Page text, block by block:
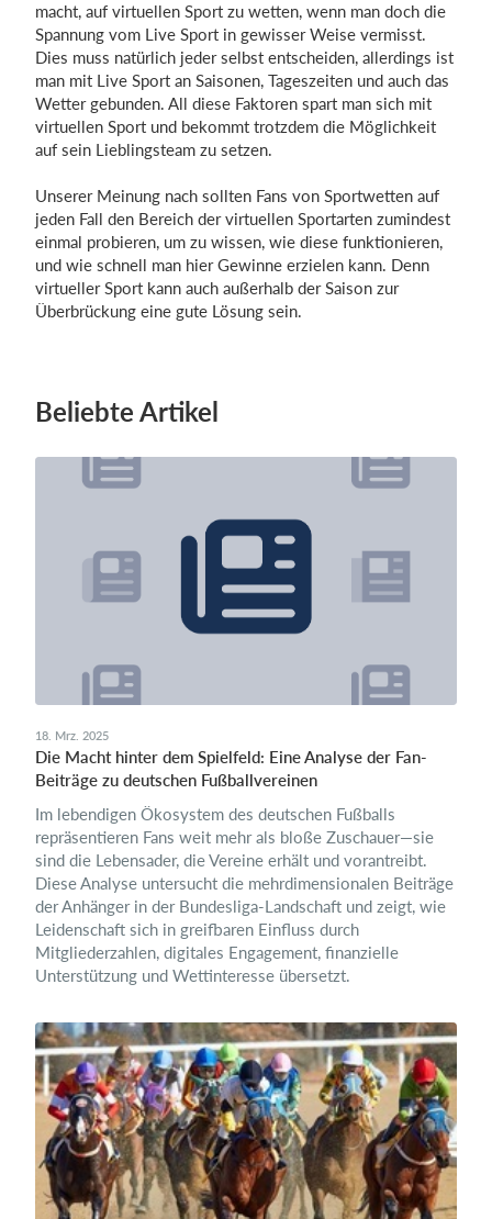
macht, auf virtuellen Sport zu wetten, wenn man doch die
Spannung vom Live Sport in gewisser Weise vermisst.
Dies muss natürlich jeder selbst entscheiden, allerdings ist
man mit Live Sport an Saisonen, Tageszeiten und auch das
Wetter gebunden. All diese Faktoren spart man sich mit
virtuellen Sport und bekommt trotzdem die Möglichkeit
auf sein Lieblingsteam zu setzen.
Unserer Meinung nach sollten Fans von Sportwetten auf
jeden Fall den Bereich der virtuellen Sportarten zumindest
einmal probieren, um zu wissen, wie diese funktionieren,
und wie schnell man hier Gewinne erzielen kann. Denn
virtueller Sport kann auch außerhalb der Saison zur
Überbrückung eine gute Lösung sein.
Beliebte Artikel
18. Mrz. 2025
Die Macht hinter dem Spielfeld: Eine Analyse der Fan-
Beiträge zu deutschen Fußballvereinen
Im lebendigen Ökosystem des deutschen Fußballs
repräsentieren Fans weit mehr als bloße Zuschauer—sie
sind die Lebensader, die Vereine erhält und vorantreibt.
Diese Analyse untersucht die mehrdimensionalen Beiträge
der Anhänger in der Bundesliga-Landschaft und zeigt, wie
Leidenschaft sich in greifbaren Einfluss durch
Mitgliederzahlen, digitales Engagement, finanzielle
Unterstützung und Wettinteresse übersetzt.